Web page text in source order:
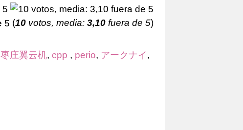
(10 votos, media: 3,10 fuera de 5)
枣庄翼云机, cpp , perio, アークナイ,